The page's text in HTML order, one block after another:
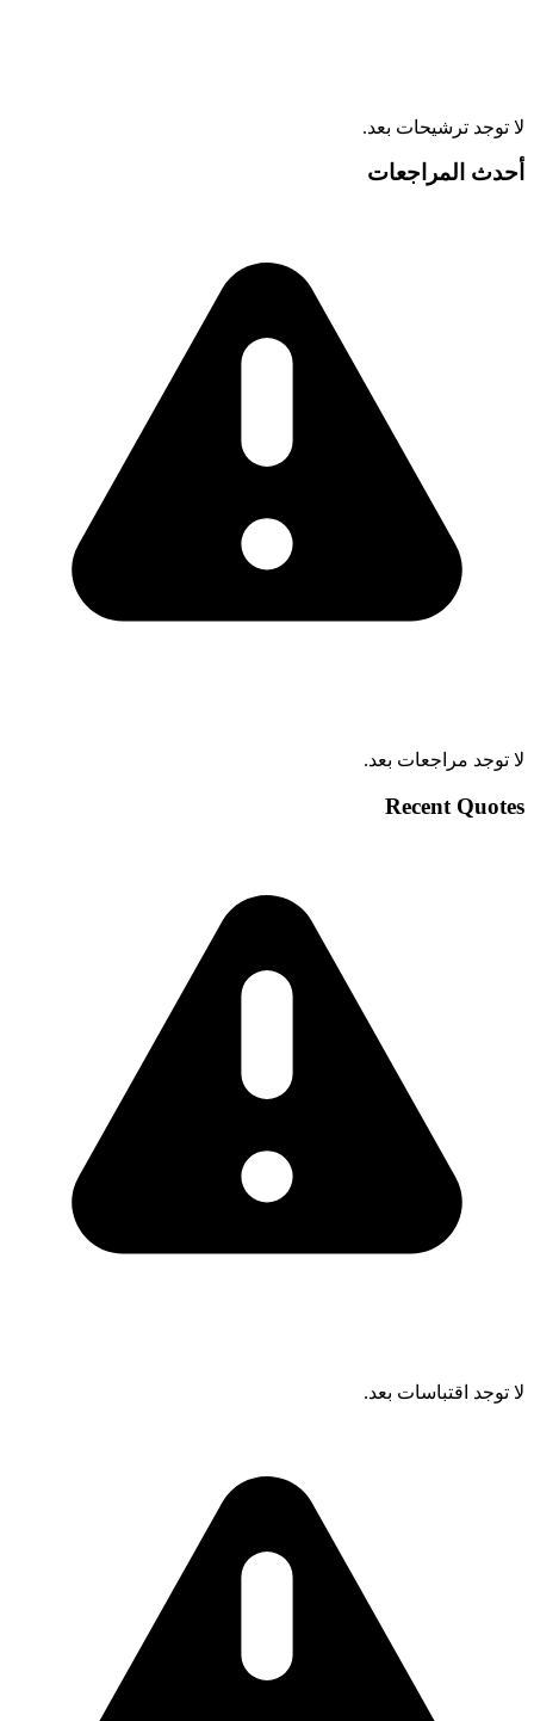
لا توجد ترشيحات بعد.
أحدث المراجعات
لا توجد مراجعات بعد.
Recent Quotes
لا توجد اقتباسات بعد.